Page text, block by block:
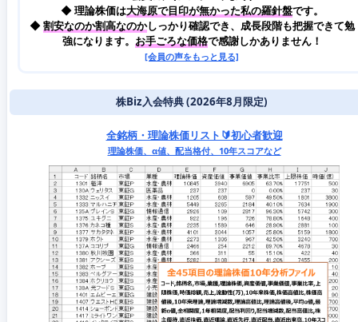
◆ 理論株価は大海原で目印が無かった私の羅針盤です。
◆割安なのか割高なのかしっかり確認でき、成長段階も把握できて勉
強になります。 お手ごろな価格で感謝しかありません！
[会員の声をもっと見る]
株Biz入会特典 (2026年8月限定)
全銘柄・理論株価リスト🔰初心者歓迎
理論株価、α値、配当格付、10年スコアなど